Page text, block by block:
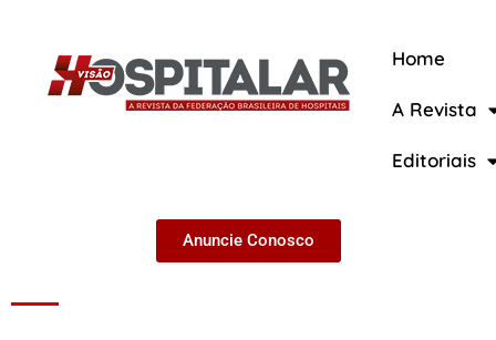
Home
A Revista
Editoriais
Anuncie Conosco